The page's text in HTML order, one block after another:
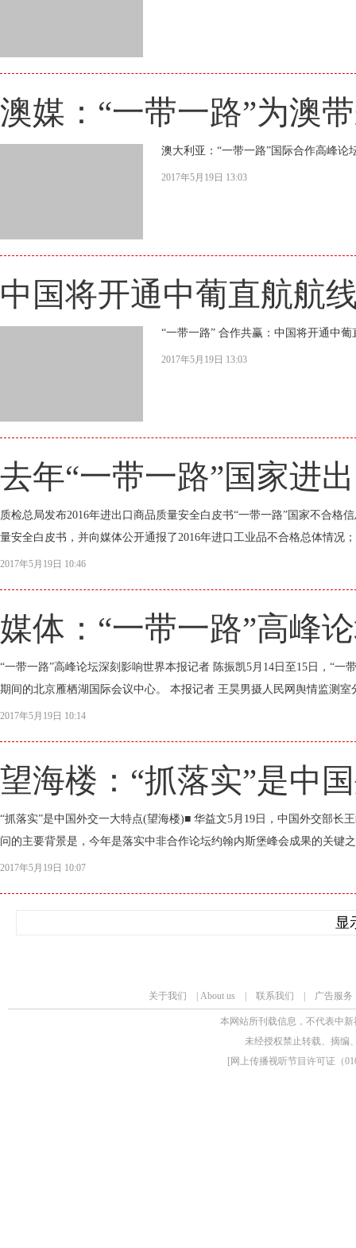
澳媒：“一带一路”为澳
澳大利亚：“一带一路”国际合作高峰
2017年5月19日 13:03
中国将开通中葡直航航
“一带一路” 合作共赢：中国将开通中葡
2017年5月19日 13:03
去年“一带一路”国家进
质检总局发布2016年进出口商品质量安全白皮书“一带一路”国家不合
量安全白皮书，并向媒体公开通报了2016年进口工业品不合格总体情况
2017年5月19日 10:46
媒体：“一带一路”高峰
“一带一路”高峰论坛深刻影响世界本报记者 陈振凯5月14日至15日，“
期间的北京雁栖湖国际会议中心。 本报记者 王昊男摄人民网舆情监测
2017年5月19日 10:14
望海楼：“抓落实”是中
“抓落实”是中国外交一大特点(望海楼)■ 华益文5月19日，中国外交部长
问的主要背景是，今年是落实中非合作论坛约翰内斯堡峰会成果的关键
2017年5月19日 10:07
关于我们 About us 联系我们 广告服务
本网站所刊载信息，不代表中
未经授权禁止转载、摘编
[网上传播视听节目许可证（